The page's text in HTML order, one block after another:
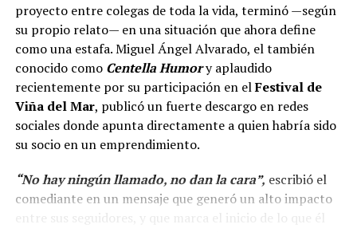
proyecto entre colegas de toda la vida, terminó —según
su propio relato— en una situación que ahora define
como una estafa. Miguel Ángel Alvarado, el también
conocido como Centella Humory aplaudido
recientemente por su participación en elFestival de
Viña del Mar, publicó un fuerte descargo en redes
sociales donde apunta directamente a quien habría sido
su socio en un emprendimiento.
“No hay ningún llamado, no dan la cara”, escribió el
comediante en un mensaje que generó un alto impacto
entre sus seguidores, y que marca el inicio de lo que él